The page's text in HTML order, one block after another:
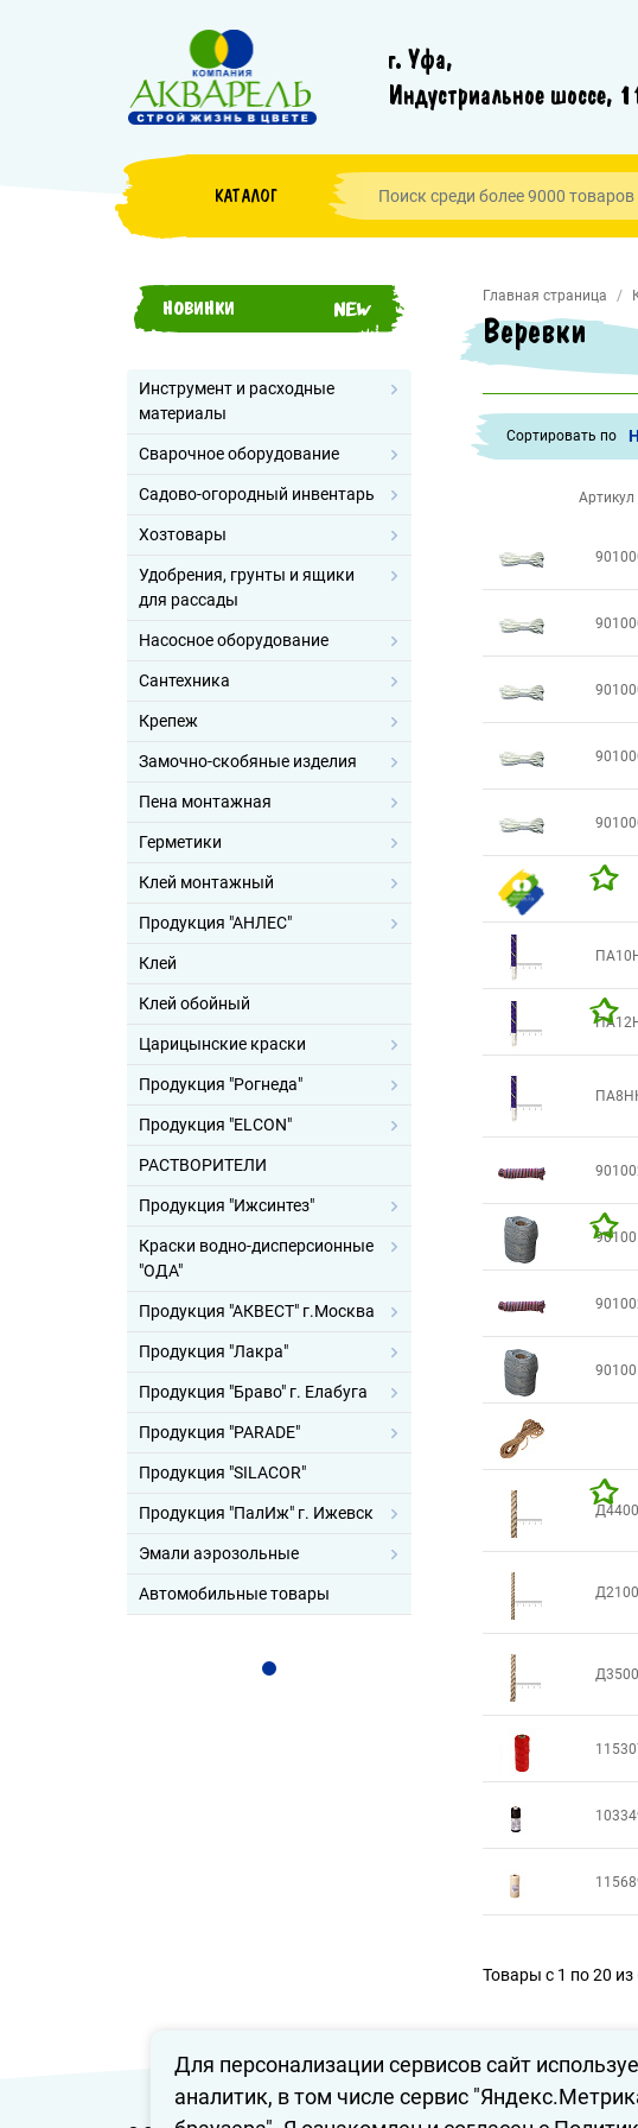
Для персонализации сервисов сайт
аналитик, в том числе сервис
г. Уфа,
Индустриальное шоссе,
КАТАЛОГ
НОВИНКИ
Инструмент и расходные
материалы
Сварочное оборудование
Садово-огородный инвентарь
Хозтовары
Удобрения, грунты и ящики
для рассады
Насосное оборудование
Сантехника
Крепеж
Замочно-скобяные изделия
Пена монтажная
Герметики
Клей монтажный
Продукция "АНЛЕС"
Клей
Клей обойный
Царицынские краски
Продукция "Рогнеда"
Продукция "ELCON"
РАСТВОРИТЕЛИ
Продукция "Ижсинтез"
Краски водно-дисперсионные
"ОДА"
Продукция "АКВЕСТ" г.Москва
Продукция "Лакра"
Продукция "Браво" г. Елабуга
Продукция "PARADE"
Продукция "SILACOR"
Продукция "ПалИж" г. Ижевск
Эмали аэрозольные
Автомобильные товары
Главная страница
Веревки
Cортировать по
Артикул
Товары с 1 по 20 из